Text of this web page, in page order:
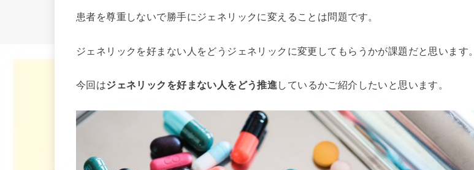
患者を尊重しないで勝手にジェネリックに変えることは問題です。
ジェネリックを好まない人をどうジェネリックに変更してもらうかが課題だと思います。
今回はジェネリックを好まない人をどう推進 しているかご紹介したいと思います。